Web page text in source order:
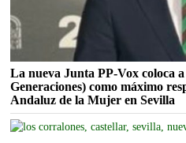
La nueva Junta PP-Vox coloca
Generaciones) como máximo
Andaluz de la Mujer en Sevilla